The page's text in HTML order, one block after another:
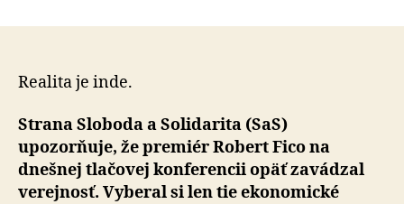
Realita je inde.
Strana Sloboda a Solidarita (SaS)
upozorňuje, že premiér Robert Fico na
dnešnej tlačovej konferencii opäť zavádzal
verejnosť. Vyberal si len tie ekonomické